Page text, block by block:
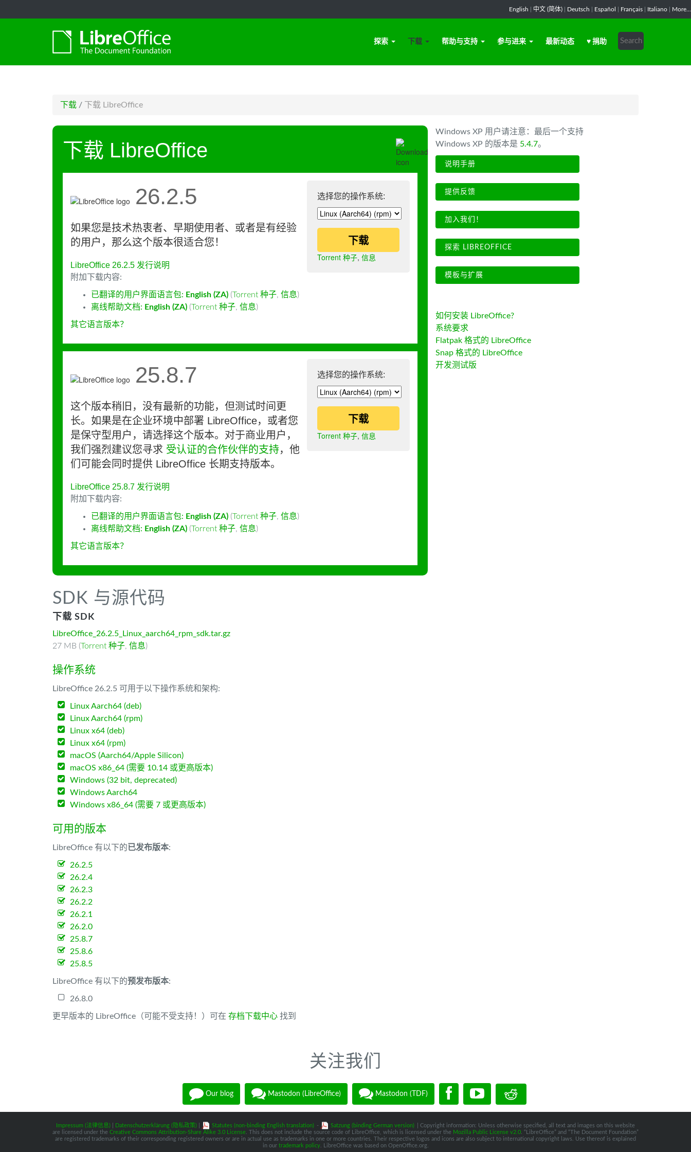
English 中文 (简体) Deutsch Español Français Italiano More...
探索 下载 帮助与支持 参与进来 最新动态 ♥ 捐助
下载 / 下载 LibreOffice
下载 LibreOffice
选择您的操作系统:
下载
Torrent 种子, 信息
26.2.5
如果您是技术热衷者、早期使用者、或者是有经验
的用户，那么这个版本很适合您！
LibreOffice 26.2.5 发行说明
附加下载内容:
已翻译的用户界面语言包: English (ZA) (Torrent 种子, 信息)
离线帮助文档: English (ZA) (Torrent 种子, 信息)
其它语言版本？
选择您的操作系统:
下载
Torrent 种子, 信息
25.8.7
这个版本稍旧，没有最新的功能，但测试时间更
长。如果是在企业环境中部署 LibreOffice，或者您
是保守型用户，请选择这个版本。对于商业用户，
我们强烈建议您寻求 受认证的合作伙伴的支持，他
们可能会同时提供 LibreOffice 长期支持版本。
LibreOffice 25.8.7 发行说明
附加下载内容:
已翻译的用户界面语言包: English (ZA) (Torrent 种子, 信息)
离线帮助文档: English (ZA) (Torrent 种子, 信息)
其它语言版本？
SDK 与源代码
下载 SDK
LibreOffice_26.2.5_Linux_aarch64_rpm_sdk.tar.gz
27 MB (Torrent 种子, 信息)
操作系统
LibreOffice 26.2.5 可用于以下操作系统和架构:
Linux Aarch64 (deb)
Linux Aarch64 (rpm)
Linux x64 (deb)
Linux x64 (rpm)
macOS (Aarch64/Apple Silicon)
macOS x86_64 (需要 10.14 或更高版本)
Windows (32 bit, deprecated)
Windows Aarch64
Windows x86_64 (需要 7 或更高版本)
可用的版本
LibreOffice 有以下的已发布版本:
26.2.5
26.2.4
26.2.3
26.2.2
26.2.1
26.2.0
25.8.7
25.8.6
25.8.5
LibreOffice 有以下的预发布版本:
26.8.0
更早版本的 LibreOffice（可能不受支持！）可在 存档下载中心 找到
Windows XP 用户请注意：最后一个支持
Windows XP 的版本是 5.4.7。
说明手册
提供反馈
加入我们！
探索 LIBREOFFICE
模板与扩展
如何安装 LibreOffice?
系统要求
Flatpak 格式的 LibreOffice
Snap 格式的 LibreOffice
开发测试版
关注我们
Our blog Mastodon (LibreOffice) Mastodon (TDF)
Impressum (法律信息) Datenschutzerklärung (隐私政策) Statutes (non-binding English translation) - Satzung (binding German version)
| Copyright information: Unless otherwise specified, all text and images on this website
are licensed under the Creative Commons Attribution-Share Alike 3.0 License . This does not include the source code of LibreOffice, which is licensed under the Mozilla Public License v2.0 . “LibreOffice” and “The Document Foundation”
are registered trademarks of their corresponding registered owners or are in actual use as trademarks in one or more countries. Their respective logos and icons are also subject to international copyright laws. Use thereof is explained
in our trademark policy. LibreOffice was based on OpenOffice.org.